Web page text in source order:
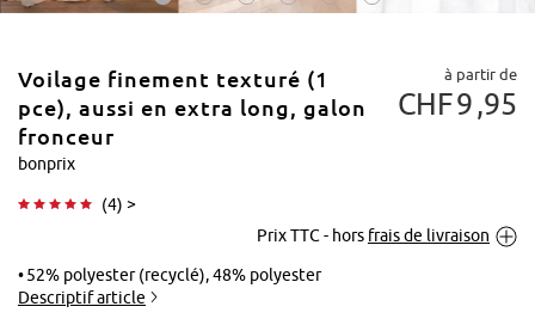
Voilage finement texturé (1
pce), aussi en extra long, galon
fronceur
bonprix
(4) >
à partir de
CHF9 95
Prix TTC - hors frais de livraison
52% polyester (recyclé), 48% polyester
Descriptif article